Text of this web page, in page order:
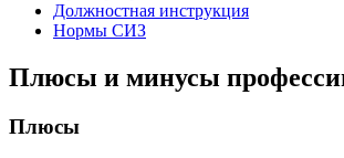
Должностная инструкция
Нормы СИЗ
Плюсы и минусы
Плюсы